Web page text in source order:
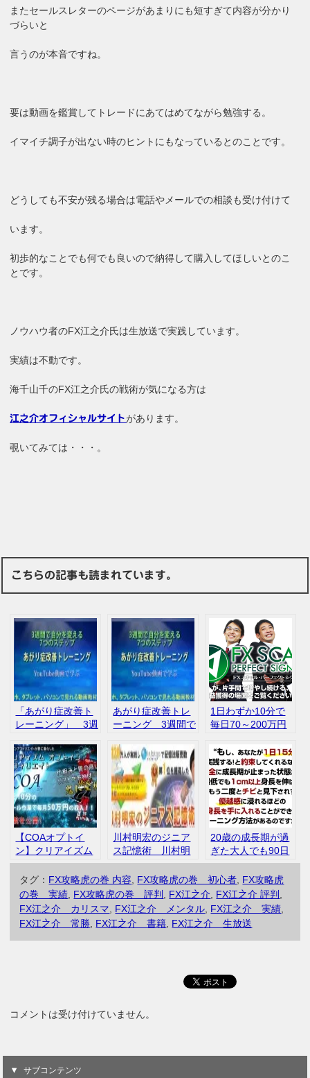
またセールスレターのページがあまりにも短すぎて内容が分かり
づらいと
言うのが本音ですね。
要は動画を鑑賞してトレードにあてはめてながら勉強する。
イマイチ調子が出ない時のヒントにもなっているとのことです。
どうしても不安が残る場合は電話やメールでの相談も受け付けて
います。
初歩的なことでも何でも良いので納得して購入してほしいとのこ
とです。
ノウハウ者のFX江之介氏は生放送で実践しています。
実績は不動です。
海千山千のFX江之介氏の戦術が気になる方は
江之介オフィシャルサイトがあります。
覗いてみては・・・。
こちらの記事も読まれています。
「あがり症改善ト
レーニング」 3週
つのステップ 吉
田博彦 再アッ
プ インフォトッ
プ
あがり症改善トレ
ーニング 3週間で
ステップ 吉田博
彦 心理セラピ
ー・カウンセリン
グ協会 評判 口コ
ミ
1日わずか10分で
毎日70～200万円
稼ぎ続ける！？ FX
スキャル・パーフ
ェクトシグナル
【COAオプトイ
ン】クリアイズム
オプトインアフィ
リエイト 口コ
ミ 評判 レビュ
ー
川村明宏のジニア
ス記憶術 川村明
宏 インフォトッ
プ 口コミ 評判
20歳の成長期が過
ぎた大人でも90日
間で最低でも1cm
以上身長が伸びる
方法『上嶋式３ス
テッププログラ
ム』
タグ： FX攻略虎の巻 内容 FX攻略虎の巻 初心者 FX攻略虎
の巻 実績 FX攻略虎の巻 評判 FX江之介 FX江之介 評判
FX江之介 カリスマ
FX江之介 メンタル FX江之介 実績
FX江之介 常勝
FX江之介 書籍 FX江之介 生放送
コメントは受け付けていません。
サブコンテンツ